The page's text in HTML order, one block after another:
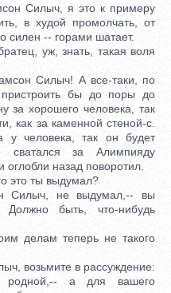
Силыч, я это к примеру
в худой промолчать, от
силен -- горами шатает.
уж, знать, такая воля
Силыч! А все-таки, по
бы до поры до
за хорошего человека, так
как за каменной стеной-с.
человека, так он будет
сватался за Алимпияду
назад поворотил.
это ты выдумал?
не выдумал,-- вы
Должно быть, что-нибудь
теперь не такого
возьмите в рассуждение:
родной,-- а для вашего